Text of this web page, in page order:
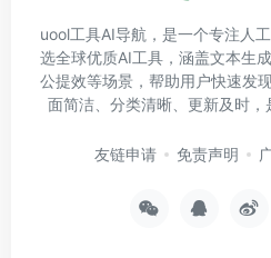
uool工具AI导航，是一个专注人
选全球优质AI工具，涵盖文本生
公提效等场景，帮助用户快速发
面简洁、分类清晰、更新及时，
友链申请 免责声明